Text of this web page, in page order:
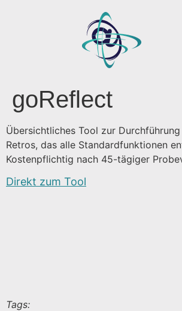
goReflect
Übersichtliches Tool zur
Retros, das alle Standardfunktionen
Kostenpflichtig nach 45-tägiger
Direkt zum Tool
Tags: